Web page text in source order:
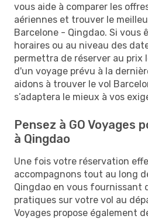
vous aide à comparer les
aériennes et trouver le
Barcelone - Qingdao. Si vous
horaires ou au niveau des
permettra de réserver au prix
d'un voyage prévu à la
aidons à trouver le vol
s’adaptera le mieux à vos
Pensez à GO Voyages
à Qingdao
Une fois votre réservation
accompagnons tout au long
Qingdao en vous fournissant
pratiques sur votre vol au
Voyages propose également